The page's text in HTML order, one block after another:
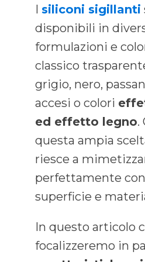
I siliconi sigillanti
disponibili in
formulazioni e
classico
grigio, nero,
accesi o colori
ed effetto legno.
questa ampia
riesce a
perfettamente
superficie e
In questo articolo
focalizzeremo in